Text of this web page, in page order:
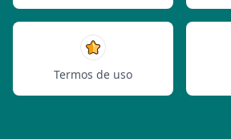
Termos de uso